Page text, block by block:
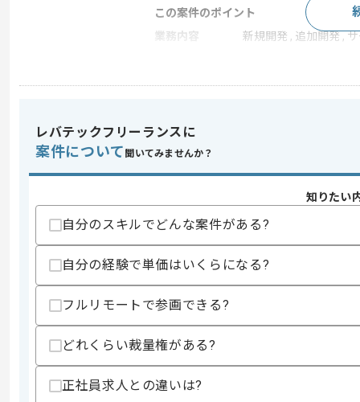
この案件のポイント
業務内容
新規開発 , 追加開発 ,
スキル
・バッチ開発経験
・外部設計フェーズ対応経験
スキルに不安がある方へ
上記に似た経験やスキルをお持ちであれば申
精算・お支払い
支払いサイト
レバテックフリーランスに
案件について 聞いてみませんか？
知りたい
自分のスキルでどんな案件がある?
自分の経験で単価はいくらになる?
フルリモートで参画できる?
どれくらい裁量権がある?
正社員求人との違いは?